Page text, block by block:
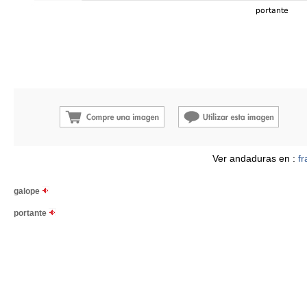
Ver andaduras en :
galope
portante